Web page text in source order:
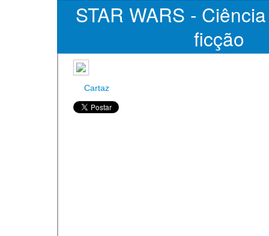
STAR WARS -
ficção
Cartaz